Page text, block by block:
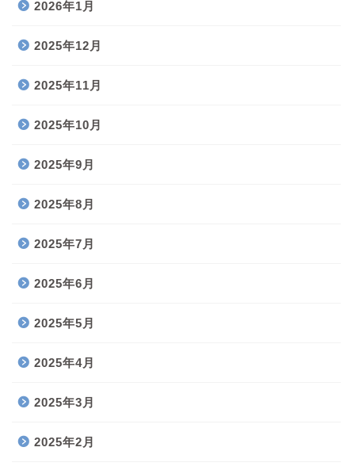
2026年1月
2025年12月
2025年11月
2025年10月
2025年9月
2025年8月
2025年7月
2025年6月
2025年5月
2025年4月
2025年3月
2025年2月